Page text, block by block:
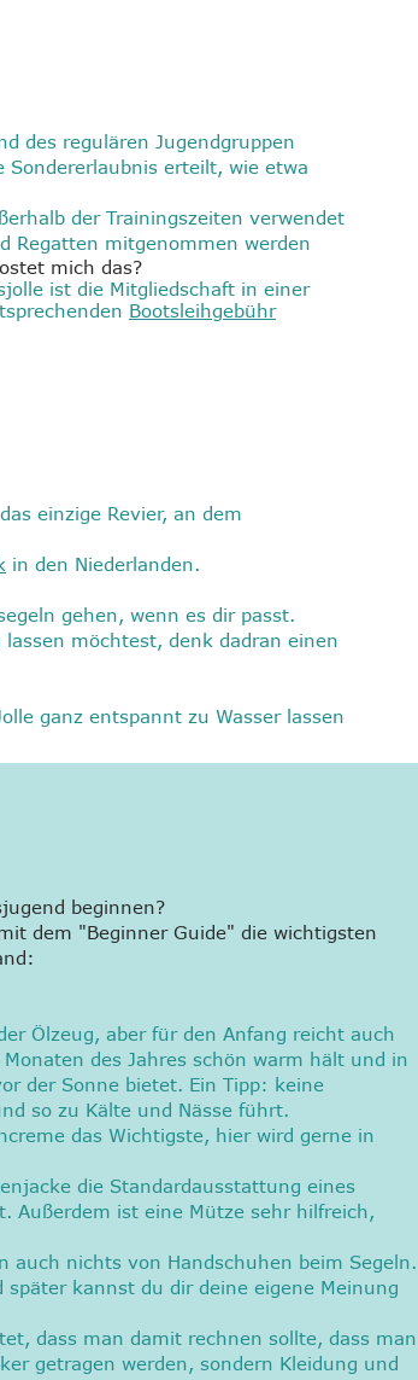
des regulären Jugendgruppen
Sondererlaubnis erteilt, wie etwa
der Trainingszeiten verwendet
Regatten mitgenommen werden
mich das?
ist die Mitgliedschaft in einer
Bootsleihgebühr
einzige Revier, an dem
in den Niederlanden.
gehen, wenn es dir passt.
möchtest, denk dadran einen
ganz entspannt zu Wasser lassen
beginnen?
dem "Beginner Guide" die wichtigsten
Ölzeug, aber für den Anfang reicht auch
des Jahres schön warm hält und in
der Sonne bietet. Ein Tipp: keine
so zu Kälte und Nässe führt.
das Wichtigste, hier wird gerne in
die Standardausstattung eines
Außerdem ist eine Mütze sehr hilfreich,
auch nichts von Handschuhen beim Segeln.
kannst du dir deine eigene Meinung
dass man damit rechnen sollte, dass man
getragen werden, sondern Kleidung und